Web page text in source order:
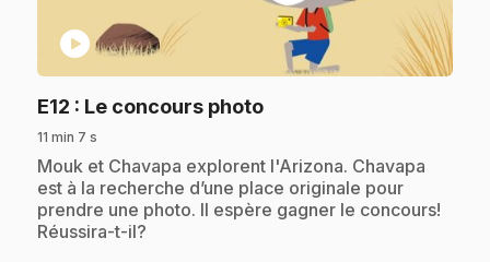
play_circle
E12 : Le concours photo.
11 min 7 s
.Mouk et Chavapa explorent l'Arizona. Chavapa
est à la recherche d’une place originale pour
prendre une photo. Il espère gagner le concours!
Réussira-t-il?